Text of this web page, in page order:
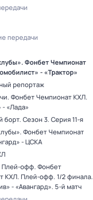
передачи
Фонбет Чемпионат
- «Трактор»
репортаж
Фонбет Чемпионат КХЛ.
- «Лада»
борт. Сезон 3. Серия 11-я
Фонбет Чемпионат
- ЦСКА
Плей-офф. Фонбет
КХЛ. Плей-офф. 1/2 финала.
- «Авангард». 5-й матч